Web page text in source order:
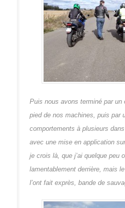
Puis nous avons terminé par un
pied de nos machines, puis par
comportements à plusieurs
avec une mise en application
je crois là, que j’ai quelque peu
lamentablement derrière, mais
l’ont fait exprès, bande de